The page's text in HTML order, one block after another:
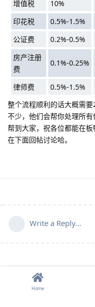
增值税
10%
印花税
0.5%-1.5%
公证费
0.2%-0.5%
房产注册
费
0.1%-0.25%
律师费 0.5%-1.5%
整个流程顺利的话大概需
不少，他们会帮你处理所
帮到大家，祝各位都能在
在下面回帖讨论哈。
Write a Reply...
Home